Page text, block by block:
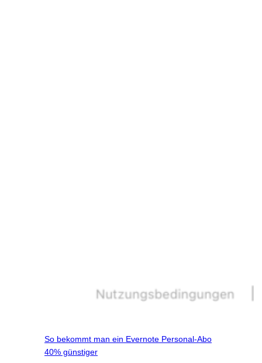
So bekommt man ein Evernote Personal-Abo
40% günstiger